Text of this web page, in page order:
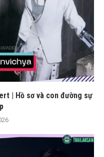
| Hồ sơ và con đường sự